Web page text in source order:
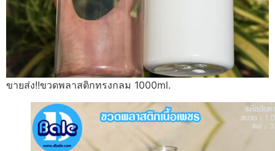
ขายส่ง!!ขวดพลาสติกทรงกลม 1000ml.